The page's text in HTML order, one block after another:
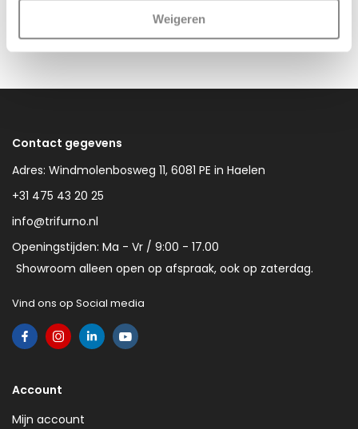
Weigeren
Contact gegevens
Adres: Windmolenbosweg 11, 6081 PE in Haelen
+31 475 43 20 25
info@trifurno.nl
Openingstijden: Ma - Vr / 9:00 - 17.00
Showroom alleen open op afspraak, ook op zaterdag.
Vind ons op Social media
Account
Mijn account